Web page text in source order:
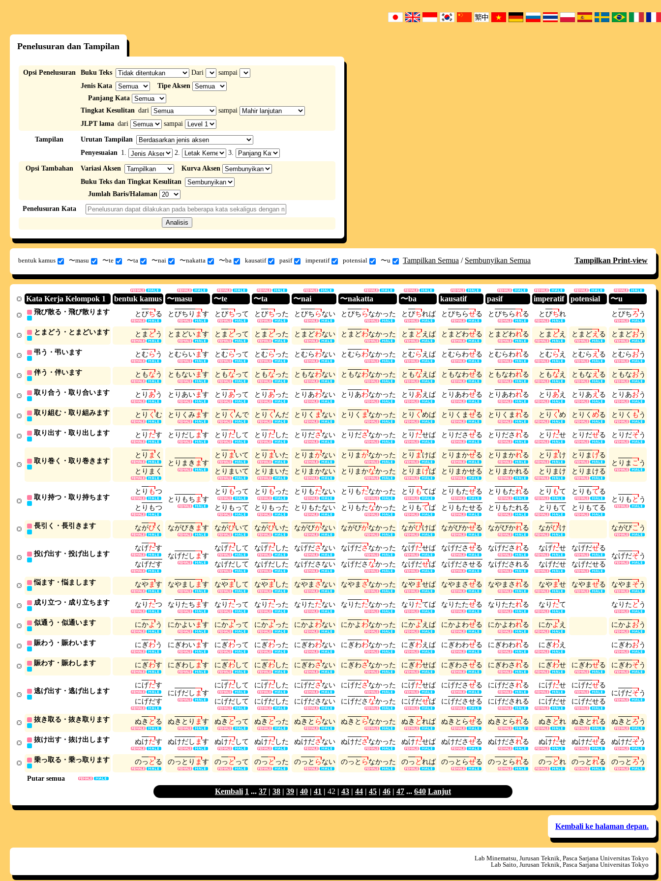
Penelusuran dan Tampilan
Opsi Penelusuran Buku Teks Dari
sampai
Jenis Kata
Tipe Aksen
Panjang Kata
Tingkat Kesulitan dari
sampai
JLPT lama dari sampai
Tampilan
Urutan Tampilan
Penyesuaian 1. 2. 3.
Opsi Tambahan Variasi Aksen
Kurva Aksen
Buku Teks dan Tingkat Kesulitan
Jumlah Baris/Halaman
Penelusuran Kata
bentuk kamus 〜masu 〜te 〜ta 〜nai 〜nakatta 〜ba kausatif pasif imperatif potensial 〜u Tampilkan Semua / Sembunyikan Semua Tampilkan Print-view
Kata Kerja Kelompok 1 bentuk kamus 〜masu 〜te 〜ta 〜nai 〜nakatta 〜ba kausatif pasif imperatif potensial 〜u
Putar semua
飛び散る・飛び散ります とびちる とびち り ます とびちって とびちった とびちらない とびちらなかった とびちれば とびちらせる とびちられる とびちれ とびちろう
とまどう・とまどいます と ま どう と ま どいます と ま どって と ま どった と ま どわない と ま どわなかった と ま どえ ば と ま どわせる と ま どわれる と ま どえ と ま どえる と ま どおう
弔う・弔います とむらう とむらいます とむらって とむらった とむらわない とむらわなかった とむらえ ば とむらわせる とむらわれる とむらえ とむら える とむらおう
伴う・伴います と もなう と もないます と もなって と もなった と もなわない と もなわなかった と もなえ ば と もなわせる と もなわれる と もなえ と もなえる と もなおう
取り合う・取り合います と り あう と り あいます と り あって と り あった と り あわない と り あわなかった と り あえ ば と り あわせる と り あわれる と り あえ と り あえる と り あおう
取り組む・取り組みます と り くむ と り く みます と り くんで と り くんだ と り く まない と り く まなかった と り くめば と り く ませる と り く まれる と り くめ と り く める と り く もう
取り出す・取り出します と り だす と り だし ます と り だして と り だした と り ださない と り ださなかった と り だせば と り ださせる と り だされる と り だせ と り だせる と り だそう
取り巻く・取り巻きます
と り まく
と り ま く
と り ま き ます
と り まいて
と り ま いて
と り まいた
と り ま いた
と り まかない
と り まかない
と り まかなかった
と り まかなかった
と り まけば
と り ま けば
と り まかせる
と り まかせる
と り まかれる
と り まかれる
と り まけ
と り ま け
と り ま ける
と り ま ける
と り ま こう
取り持つ・取り持ちます
と り もつ
と り もつ
と り もち ます
と り もって
と り も って
と り もった
と り も った
と り もたない
と り もたない
と り もたなかった
と り もたなかった
と り もてば
と り もてば
と り もたせる
と り もたせる
と り もたれる
と り もたれる
と り もて
と り もて
と り もてる
と り もてる
と り も とう
長引く・長引きます ながびく ながびき ます ながびいて ながびいた ながびかない ながびかなかった ながびけば ながびかせる ながびかれる ながびけ ながびこう
投げ出す・投げ出します
なげだす
なげだす
なげだし ます
なげだして
なげだして
なげだした
なげだした
なげださない
なげださ ない
なげださなかった
なげださ なかった
なげだせば
なげだせば
なげださせる
なげださせる
なげだされる
なげだされる
なげだせ
なげだせ
なげだせる
なげだせる
なげだそう
悩ます・悩まします なやます なやま し ます なやまして なやました なやま さない なやま さなかった なやませば なやま させる なやま される なやませ なやませる なやま そう
成り立つ・成り立ちます な り たつ な り たち ます な り たって な り たった な り たたない な り たたなかった な り たてば な り たたせる な り たたれる な り たて な り たとう
似通う・似通います にかよう にかよ います にかよって にかよった にかよ わない にかよ わなかった にかよえ ば にかよ わせる にかよ われる にかよえ にかよ おう
賑わう・賑わいます に ぎわう に ぎわいます に ぎわって に ぎわった に ぎわわない に ぎわわなかった に ぎわえ ば に ぎわわせる に ぎわわれる に ぎわえ に ぎわおう
賑わす・賑わします に ぎわす に ぎわ し ます に ぎわして に ぎわした に ぎわさない に ぎわさなかった に ぎわせば に ぎわさせる に ぎわされる に ぎわせ に ぎわせる に ぎわそう
逃げ出す・逃げ出します
にげだす
にげだす
にげだし ます
にげだして
にげだして
にげだした
にげだした
にげださない
にげださ ない
にげださなかった
にげださ なかった
にげだせば
にげだせば
にげださせる
にげださせる
にげだされる
にげだされる
にげだせ
にげだせ
にげだせる
にげだせる
にげだそう
抜き取る・抜き取ります ぬき とる ぬき と り ます ぬき とって ぬき とった ぬき と らない ぬき と らなかった ぬき とれば ぬき と らせる ぬき と られる ぬき とれ ぬき とれる ぬき と ろう
抜け出す・抜け出します ぬけだす ぬけだし ます ぬけだして ぬけだした ぬけださない ぬけださなかった ぬけだせば ぬけださせる ぬけだされる ぬけだせ ぬけだせる ぬけだそう
乗っ取る・乗っ取ります のっ とる のっ と り ます のっ とって のっ とった のっ と らない のっ と らなかった のっ とれば のっ と らせる のっ と られる のっ とれ のっ とれる のっ と ろう
Kembali 1 ... 37 | 38 | 39 | 40 | 41 | 42 | 43 | 44 | 45 | 46 | 47 ... 640 Lanjut
Kembali ke halaman depan.
Lab Minematsu, Jurusan Teknik, Pasca Sarjana Universitas Tokyo
Lab Saito, Jurusan Teknik, Pasca Sarjana Universitas Tokyo